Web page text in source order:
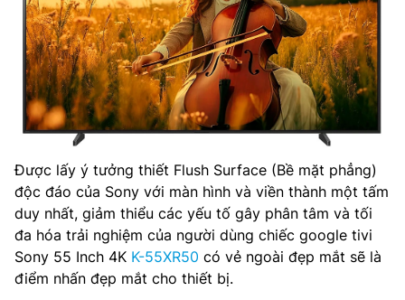
Được lấy ý tưởng thiết Flush Surface (Bề mặt phẳng)
độc đáo của Sony với màn hình và viền thành một tấm
duy nhất, giảm thiểu các yếu tố gây phân tâm và tối
đa hóa trải nghiệm của người dùng chiếc google tivi
Sony 55 Inch 4K K-55XR50 có vẻ ngoài đẹp mắt sẽ là
điểm nhấn đẹp mắt cho thiết bị.